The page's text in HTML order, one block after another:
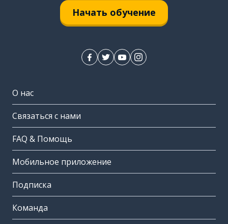
Начать обучение
О нас
Связаться с нами
FAQ & Помощь
Мобильное приложение
Подписка
Команда